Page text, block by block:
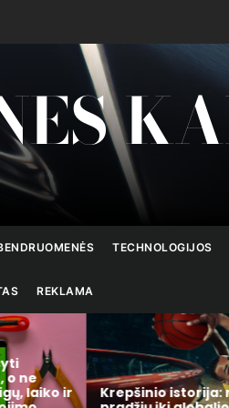
TECHNOLOGIJOS
REKLAMA
ne
laiko ir
Krepšinio istorija: